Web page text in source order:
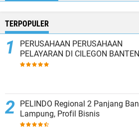
TERPOPULER
PERUSAHAAN PERUSAHAAN
PELAYARAN DI CILEGON BANTEN
PELINDO Regional 2 Panjang Bandar
Lampung, Profil Bisnis